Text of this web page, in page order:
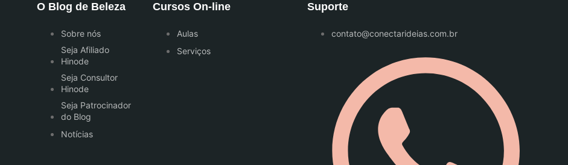
O Blog de Beleza
Sobre nós
Seja Afiliado
Hinode
Seja Consultor
Hinode
Seja Patrocinador
do Blog
Notícias
Cursos On-line
Aulas
Serviços
Suporte
contato@conectarideias.com.br